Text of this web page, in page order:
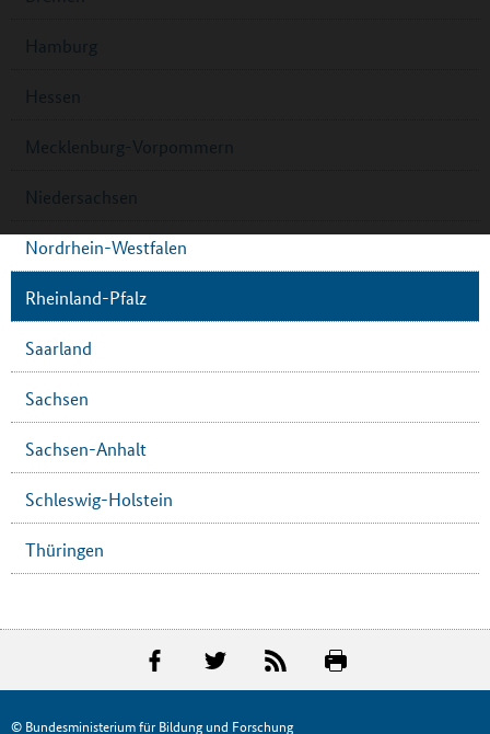
Hamburg
Hessen
Mecklenburg-Vorpommern
Niedersachsen
Nordrhein-Westfalen
Rheinland-Pfalz
Saarland
Sachsen
Sachsen-Anhalt
Schleswig-Holstein
Thüringen
© Bundesministerium für Bildung und Forschung